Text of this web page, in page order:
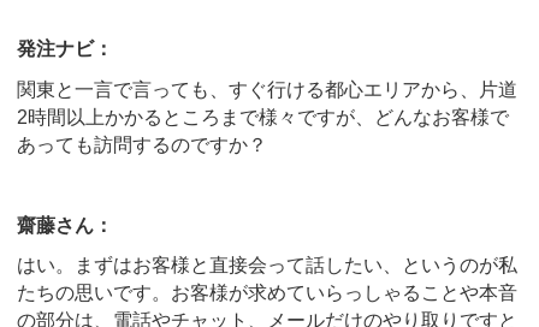
発注ナビ：
関東と一言で言っても、すぐ行ける都心エリアから、片道
2時間以上かかるところまで様々ですが、どんなお客様で
あっても訪問するのですか？
齋藤さん：
はい。まずはお客様と直接会って話したい、というのが私
たちの思いです。お客様が求めていらっしゃることや本音
の部分は、電話やチャット、メールだけのやり取りですと